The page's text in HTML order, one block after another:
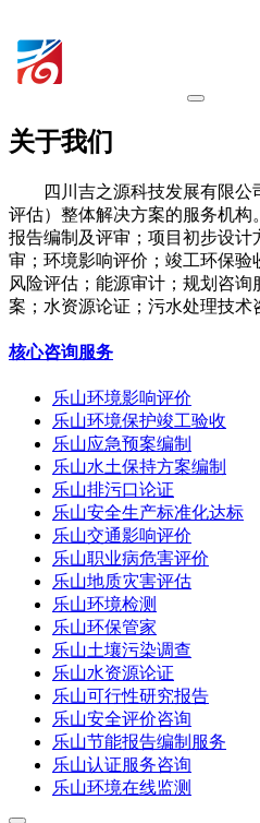
关于我们
四川吉之源科技发展有限公
评估）整体解决方案的服务机
报告编制及评审；项目初步设
审；环境影响评价；竣工环保
风险评估；能源审计；规划咨
案；水资源论证；污水处理技术
核心咨询服务
乐山环境影响评价
乐山环境保护竣工验收
乐山应急预案编制
乐山水土保持方案编制
乐山排污口论证
乐山安全生产标准化达标
乐山交通影响评价
乐山职业病危害评价
乐山地质灾害评估
乐山环境检测
乐山环保管家
乐山土壤污染调查
乐山水资源论证
乐山可行性研究报告
乐山安全评价咨询
乐山节能报告编制服务
乐山认证服务咨询
乐山环境在线监测